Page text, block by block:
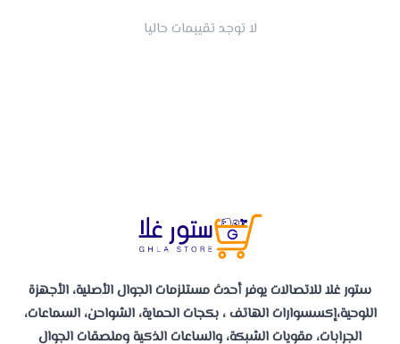
لا توجد تقييمات حاليا
ستور غلا للاتصالات يوفر أحدث مستلزمات الجوال الأصلية، الأجهزة
اللوحية،إكسسوارات الهاتف ، بكجات الحماية، الشواحن، السماعات،
الجرابات، مقويات الشبكة، والساعات الذكية وملصقات الجوال